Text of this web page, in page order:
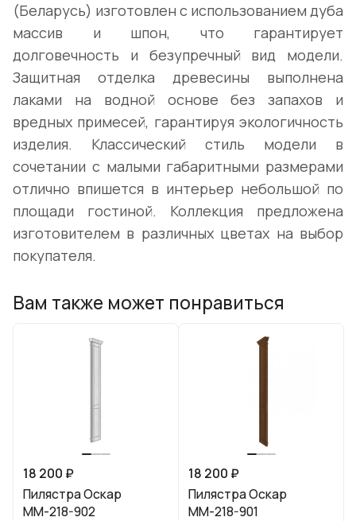
(Беларусь) изготовлен с использованием дуба
массив и шпон, что гарантирует
долговечность и безупречный вид модели.
Защитная отделка древесины выполнена
лаками на водной основе без запахов и
вредных примесей, гарантируя экологичность
изделия. Классический стиль модели в
сочетании с малыми габаритными размерами
отлично впишется в интерьер небольшой по
площади гостиной. Коллекция предложена
изготовителем в различных цветах на выбор
покупателя.
Вам также может понравиться
18 200 ₽
Пилястра Оскар
ММ-218-902
18 200 ₽
Пилястра Оскар
ММ-218-901